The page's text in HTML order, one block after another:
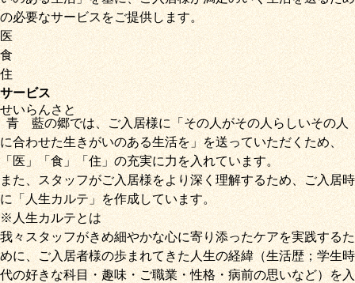
の必要なサービスをご提供します。
医
食
住
サービス
青藍
せいらん
の郷
さと
では、ご入居様に「その人がその人らしいその人
に合わせた生きがいのある生活を」を送っていただくため、
「医」 「食」「住」の充実に力を入れています。
また、スタッフがご入居様をより深く理解するため、ご入居時
に「人生カルテ」を作成しています。
※人生カルテとは
我々スタッフがきめ細やかな心に寄り添ったケアを実践するた
めに、ご入居者様の歩まれてきた人生の経緯（生活歴；学生時
代の好きな科目・趣味・ご職業・性格・病前の思いなど）を入